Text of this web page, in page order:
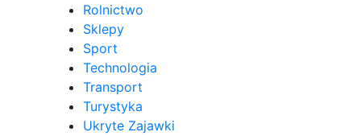
Rolnictwo
Sklepy
Sport
Technologia
Transport
Turystyka
Ukryte Zajawki